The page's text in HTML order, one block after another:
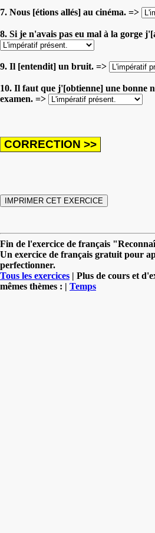
7. Nous [étions allés] au cinéma. =>
8. Si je n'avais pas eu mal à la gorge
9. Il [entendit] un bruit. =>
10. Il faut que j'[obtienne] une bonne
examen. =>
Fin de l'exercice de français
Un exercice de français gratuit pour
perfectionner.
Tous les exercices | Plus de cours et
mêmes thèmes : | Temps